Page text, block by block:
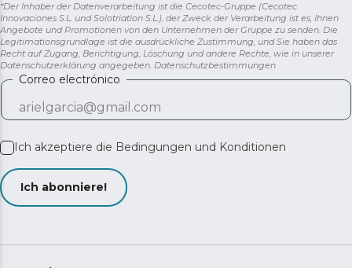
*Der Inhaber der Datenverarbeitung ist die Cecotec-Gruppe (Cecotec
Innovaciones S.L. und Solotriatlon S.L.), der Zweck der Verarbeitung ist es, Ihnen
Angebote und Promotionen von den Unternehmen der Gruppe zu senden. Die
Legitimationsgrundlage ist die ausdrückliche Zustimmung, und Sie haben das
Recht auf Zugang, Berichtigung, Löschung und andere Rechte, wie in unserer
Datenschutzerklärung angegeben. Datenschutzbestimmungen
Correo electrónico
Ich akzeptiere die Bedingungen und Konditionen
Ich abonniere!